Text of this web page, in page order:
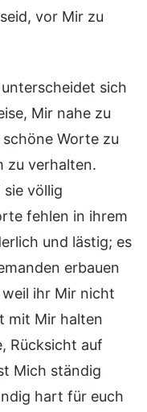
vor Mir zu
sich
Mir nahe zu
Worte zu
zu verhalten.
sie völlig
fehlen in ihrem
und lästig; es
erbauen
ihr Mir nicht
mit Mir halten
Rücksicht auf
Mich ständig
hart für euch